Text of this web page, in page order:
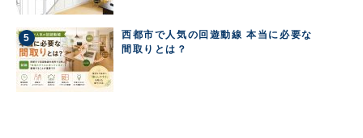
西都市で人気の回遊動線 本当に必要な
間取りとは？